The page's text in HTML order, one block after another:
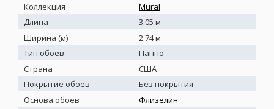
Коллекция
Mural
Длина
3.05 м
Ширина (м)
2.74 м
Тип обоев
Панно
Страна
США
Покрытие обоев
Без покрытия
Основа обоев
Флизелин